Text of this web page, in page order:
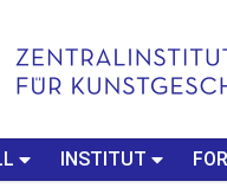
INSTITUT